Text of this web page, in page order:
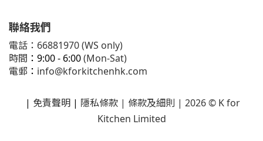
聯絡我們
電話：66881970 (WS only)
時間 ：9:00 - 6:00(Mon-Sat)
電郵 ： info@kforkitchenhk.com
| 免責聲明 | 隱私條款 | 條款及細則 | 2026 © K for
Kitchen Limited